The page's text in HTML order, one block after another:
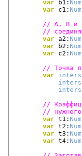
var b1:
var c1:
// A, B и C
//
var a2:
var b2:
var c2:
// Точка
var
//
//
var t1:
var t2:
var t3:
var t4: